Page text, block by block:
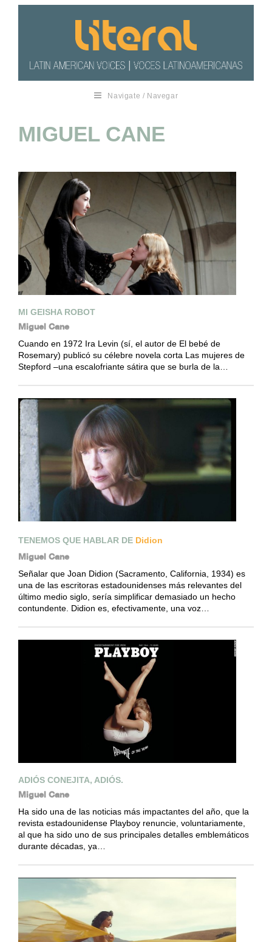
Navigate / Navegar
MIGUEL CANE
MI GEISHA ROBOT
Miguel Cane
Cuando en 1972 Ira Levin (sí, el autor de El bebé de
Rosemary) publicó su célebre novela corta Las mujeres de
Stepford –una escalofriante sátira que se burla de la…
TENEMOS QUE HABLAR DE Didion
Miguel Cane
Señalar que Joan Didion (Sacramento, California, 1934) es
una de las escritoras estadounidenses más relevantes del
último medio siglo, sería simplificar demasiado un hecho
contundente. Didion es, efectivamente, una voz…
ADIÓS CONEJITA, ADIÓS.
Miguel Cane
Ha sido una de las noticias más impactantes del año, que la
revista estadounidense Playboy renuncie, voluntariamente,
al que ha sido uno de sus principales detalles emblemáticos
durante décadas, ya…